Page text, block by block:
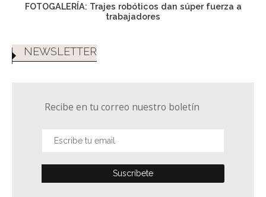
FOTOGALERÍA: Trajes robóticos dan súper fuerza a
trabajadores
NEWSLETTER
Recibe en tu correo nuestro boletín